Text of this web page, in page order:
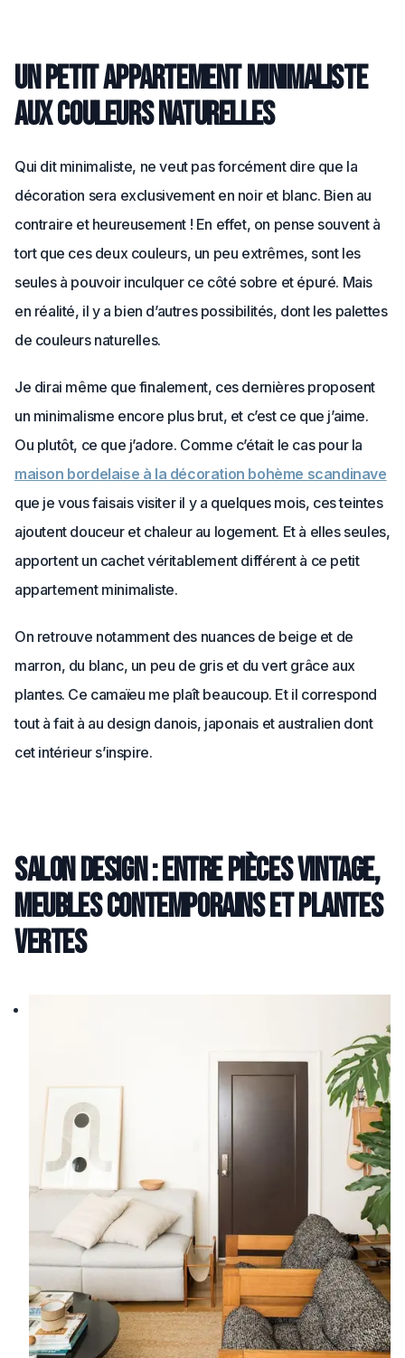
Un petit appartement minimaliste
aux couleurs naturelles
Qui dit minimaliste, ne veut pas forcément dire que la
décoration sera exclusivement en noir et blanc. Bien au
contraire et heureusement ! En effet, on pense souvent à
tort que ces deux couleurs, un peu extrêmes, sont les
seules à pouvoir inculquer ce côté sobre et épuré. Mais
en réalité, il y a bien d’autres possibilités, dont les palettes
de couleurs naturelles.
Je dirai même que finalement, ces dernières proposent
un minimalisme encore plus brut, et c’est ce que j’aime.
Ou plutôt, ce que j’adore. Comme c’était le cas pour la
maison bordelaise à la décoration bohème scandinave
que je vous faisais visiter il y a quelques mois, ces teintes
ajoutent douceur et chaleur au logement. Et à elles seules,
apportent un cachet véritablement différent à ce petit
appartement minimaliste.
On retrouve notamment des nuances de beige et de
marron, du blanc, un peu de gris et du vert grâce aux
plantes. Ce camaïeu me plaît beaucoup. Et il correspond
tout à fait à au design danois, japonais et australien dont
cet intérieur s’inspire.
Salon design : entre pièces vintage,
meubles contemporains et plantes
vertes